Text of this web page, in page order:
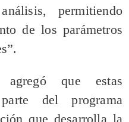
permitiendo
de los parámetros
que estas
del programa
que desarrolla la